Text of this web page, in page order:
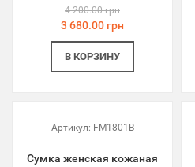
4 200.00 грн
3 680.00 грн
В КОРЗИНУ
Артикул: FM1801B
Сумка женская кожаная